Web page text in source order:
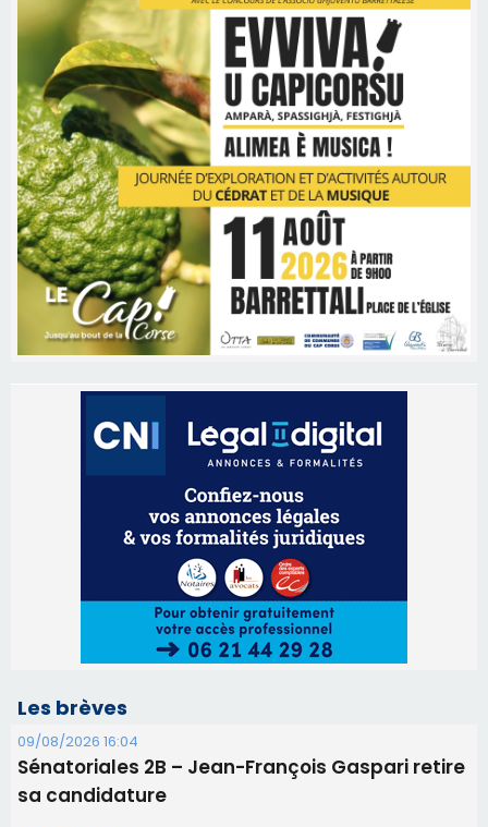
Les brèves
09/08/2026 16:04
Sénatoriales 2B – Jean-François Gaspari retire
sa candidature